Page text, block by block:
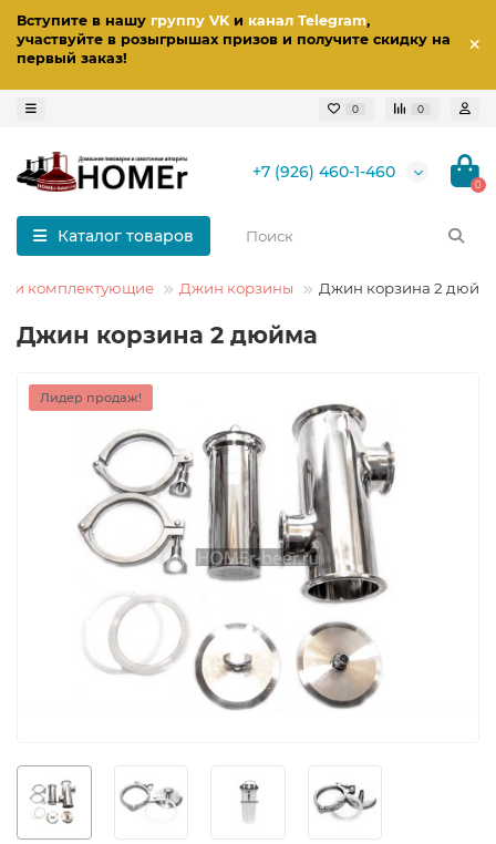
Вступите в нашу группу VKи канал Telegram,
участвуйте в розыгрышах призов и получите скидку на
первый заказ!
0 0
+7 (926) 460-1-460
0
Каталог товаров
и комплектующие Джин корзины Джин корзина 2
Джин корзина 2 дюйма
Лидер продаж!